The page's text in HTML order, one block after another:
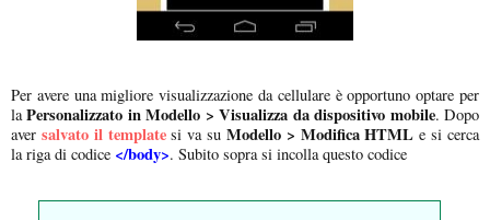
Per avere una migliore visualizzazione da cellulare è opportuno optare per
laPersonalizzato in Modello > Visualizza da dispositivo mobile. Dopo
aver salvato il templatesi va su Modello > Modifica HTML e si cerca
la riga di codice </body>. Subito sopra si incolla questo codice